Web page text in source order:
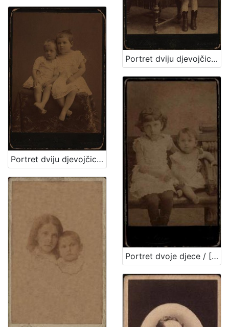
Portret dviju djevojčica / [Gjuro Varga] ; [izradio atelier] G. & I. Varga
Portret dviju djevojčica u bijelim haljinicama / [Gjuro Varga] ; [izradio fotografski atelijer] G. & I. Varga
Portret dvoje djece / [Gjuro Varga] ; [izradio fotografski atelijer] G. & I. Varga